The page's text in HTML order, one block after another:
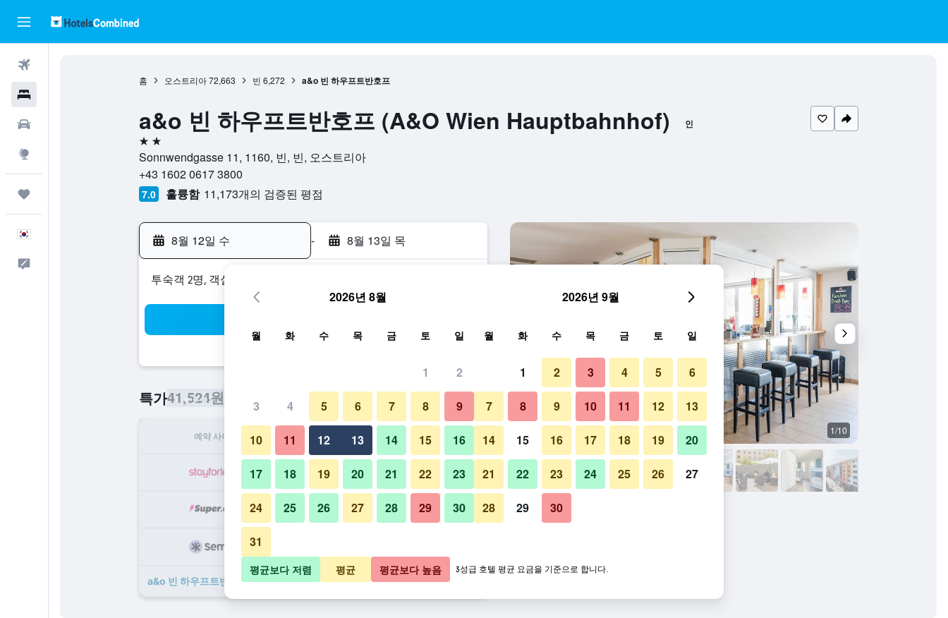
홈 오스트리아 72,663 빈 6,272 a&o 빈 하우프트반호프
a&o 빈 하우프트반호프 (A&O Wien Hauptbahnhof) 인
2성급
Sonnwendgasse 11, 1160, 빈, 빈, 오스트리아
+43 1602 0617 3800
7.0 훌륭함 11,173개의 검증된 평점
8월 12일 수 - 8월 13일 목
​투숙객 2​명, ​객실 1개
특가41,524원 ​최저가 1박당 요금
예약 사이트 1박당 총액
41,524원 바로 예약
62,394원 바로 예약
a&o 빈 하우프트반호프 ​특가 ​상품 9개 ​더 ​보기
1/10
a&o 빈 하우프트반호프 사진
2026년 8월
월 화 수 목 금 토 일
1 2
3 4 5 6 7 8 9
10 11 12 13 14 15 16
17 18 19 20 21 22 23
24 25 26 27 28 29 30
31
2026년 9월
월 화 수 목 금 토 일
1 2 3 4 5 6
7 8 9 10 11 12 13
14 15 16 17 18 19 20
21 22 23 24 25 26 27
28 29 30
평균보다 저렴 평균 평균보다 높음 3성급 호텔 평균 요금을 기준으로 합니다.